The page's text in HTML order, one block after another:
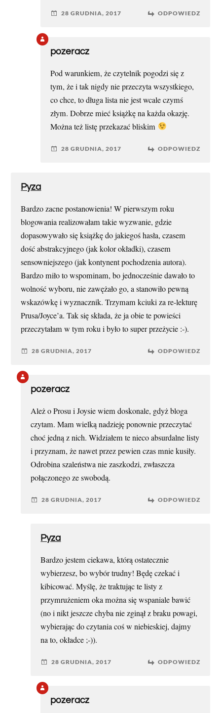
28 GRUDNIA, 2017 ODPOWIEDZ
pozeracz
Pod warunkiem, że czytelnik pogodzi się z
tym, że i tak nigdy nie przeczyta wszystkiego,
co chce, to długa lista nie jest wcale czymś
złym. Dobrze mieć książkę na każda okazję.
Można też listę przekazać bliskim
28 GRUDNIA, 2017 ODPOWIEDZ
Pyza
Bardzo zacne postanowienia! W pierwszym roku
blogowania realizowałam takie wyzwanie, gdzie
dopasowywało się książkę do jakiegoś hasła, czasem
dość abstrakcyjnego (jak kolor okładki), czasem
sensowniejszego (jak kontynent pochodzenia autora).
Bardzo miło to wspominam, bo jednocześnie dawało to
wolność wyboru, nie zawężało go, a stanowiło pewną
wskazówkę i wyznacznik. Trzymam kciuki za re-lekturę
Prusa/Joyce’a. Tak się składa, że ja obie te powieści
przeczytałam w tym roku i było to super przeżycie :-).
28 GRUDNIA, 2017 ODPOWIEDZ
pozeracz
Ależ o Prosu i Joysie wiem doskonale, gdyż bloga
czytam. Mam wielką nadzieję ponownie przeczytać
choć jedną z nich. Widziałem te nieco absurdalne listy
i przyznam, że nawet przez pewien czas mnie kusiły.
Odrobina szaleństwa nie zaszkodzi, zwłaszcza
połączonego ze swobodą.
28 GRUDNIA, 2017 ODPOWIEDZ
Pyza
Bardzo jestem ciekawa, którą ostatecznie
wybierzesz, bo wybór trudny! Będę czekać i
kibicować. Myślę, że traktując te listy z
przymrużeniem oka można się wspaniale bawić
(no i nikt jeszcze chyba nie zginął z braku powagi,
wybierając do czytania coś w niebieskiej, dajmy
na to, okładce ;-)).
28 GRUDNIA, 2017 ODPOWIEDZ
pozeracz